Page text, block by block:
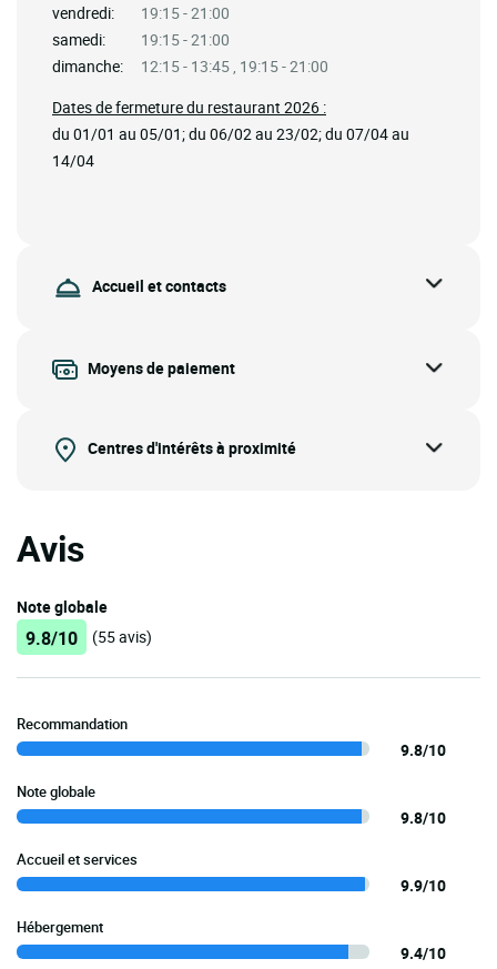
vendredi:
19:15 - 21:00
samedi:
19:15 - 21:00
dimanche:
12:15 - 13:45 , 19:15 - 21:00
Dates de fermeture du restaurant 2026 :
du 01/01 au 05/01; du 06/02 au 23/02; du 07/04 au
14/04
Accueil et contacts
Moyens de paiement
Centres d'intérêts à proximité
Avis
Note globale
9.8/10 (55 avis)
Recommandation
9.8/10
Note globale
9.8/10
Accueil et services
9.9/10
Hébergement
9.4/10